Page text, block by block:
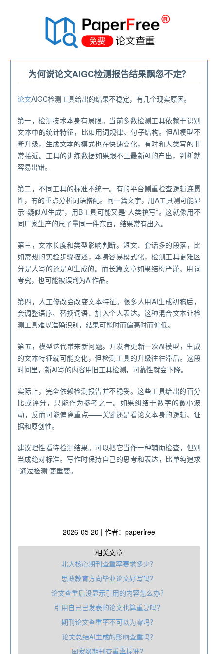
为何说论文AIGC检测报告结果飘忽不定？
论文AIGC检测工具给出的结果不稳定，有几个现实原因。
第一，检测技术本身有局限。当前多数检测工具依赖于识别
文本中的统计特征，比如用词规律、句子结构。但AI模型不
断升级，生成文本的模式也在快速变化，有时和人类写的非
常接近。工具的训练数据如果跟不上最新AI的产出，判断就
容易出错。
第二，不同工具的标准不统一。有的平台侧重检查逻辑连贯
性，有的重点分析词语搭配。同一篇文字，用A工具测可能显
示“疑似AI生成”，用B工具可能又是“人类撰写”。这就像用不
同厂家生产的尺子量同一件东西，结果常有出入。
第三，文本长度和类型影响判断。短文、套话多的段落，比
如常规的实验步骤描述，本身容易模式化，检测工具更难区
分是人写的还是AI生成的。而长篇文章如果结构严谨、用词
考究，也可能被误判为AI作品。
第四，人工修改会改变文本特征。很多人用AI生成初稿后，
会调整语序、替换词语、加入个人表达。这种混合文本让检
测工具难以准确识别，结果可能时而偏高时而偏低。
第五，模型迭代带来新问题。开发者更新一次AI模型，生成
的文本特征就可能变化，但检测工具的升级往往滞后。这段
时间里，新AI写的内容用旧工具检测，可靠性就会下降。
实际上，完全依赖检测报告并不稳妥。这些工具给出的百分
比或评分，只能作为参考之一。如果纠结于数字的微小波
动，反而可能偏离重点——关键还是看论文本身的逻辑、证
据和原创性。
建议理性看待检测结果。可以把它当作一种辅助检查，但别
当成绝对标准。写作时保持自己的思考和表达，比单纯追求
“通过检测”更重要。
2026-05-20 | 作者：paperfree
相关文章
北大核心期刊查重率要求多少？
思政教育方向毕业论文好写吗？
论文查重后没显示引用的内容怎么办？
引用自己已发表的论文也算重复吗？
期刊论文查重率不可以为零吗？
论文总结AI生成的影响查重吗？
国家级期刊查重率标准？